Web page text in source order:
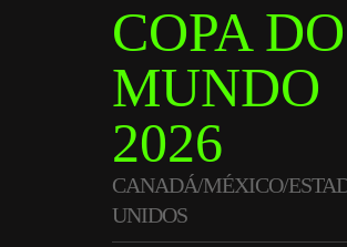
COPA DO
MUNDO
2026
CANADÁ/MÉXICO/
UNIDOS